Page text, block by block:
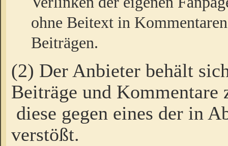
ohne Beitext in
Beiträgen.
(2) Der Anbieter behält
Beiträge und Kommentare
diese gegen eines der in
verstößt.